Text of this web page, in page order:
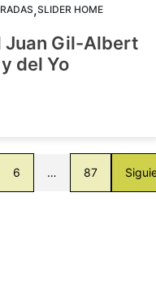
,SLIDER HOME
Juan Gil-Albert
del Yo
6 … 87